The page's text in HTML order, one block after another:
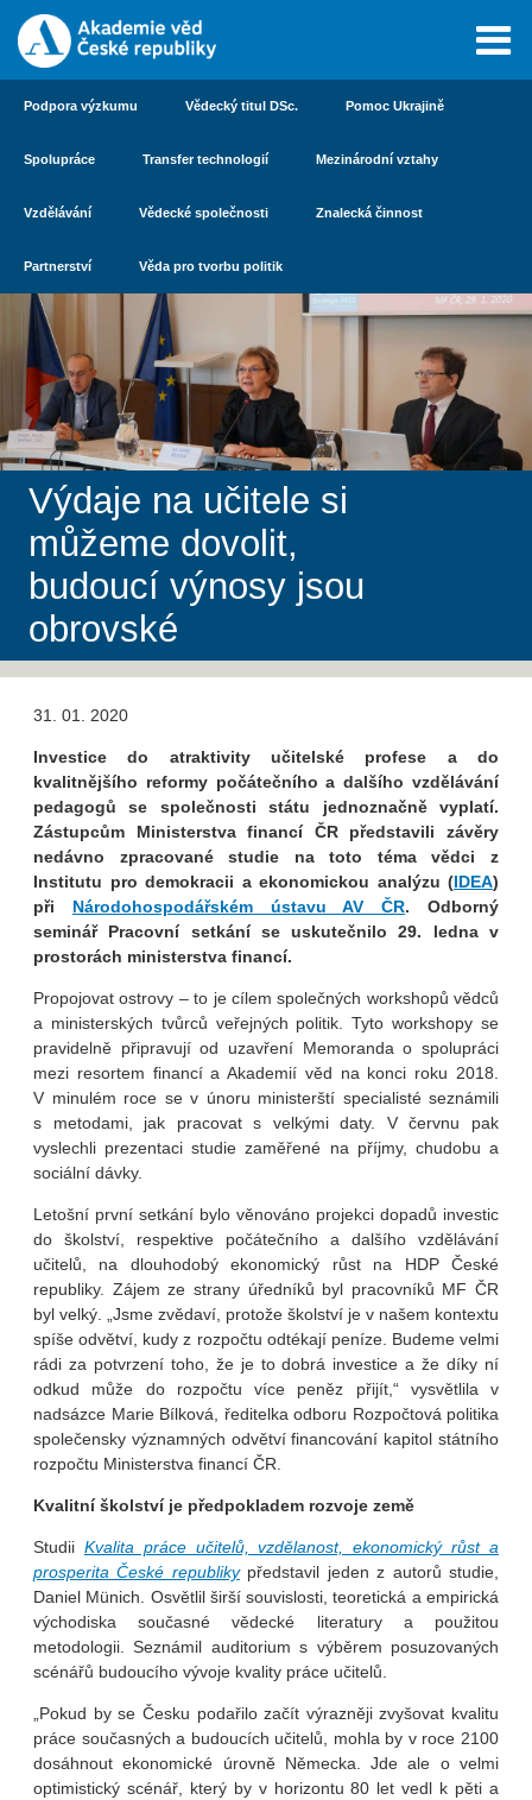
Podpora výzkumu Vědecký titul DSc. Pomoc Ukrajině
Spolupráce Transfer technologií Mezinárodní vztahy
Vzdělávání Vědecké společnosti Znalecká činnost
Partnerství Věda pro tvorbu politik
Výdaje na učitele si
můžeme dovolit,
budoucí výnosy jsou
obrovské
31. 01. 2020
Investice do atraktivity učitelské profese a do
kvalitnějšího reformy počátečního a dalšího vzdělávání
pedagogů se společnosti státu jednoznačně vyplatí.
Zástupcům Ministerstva financí ČR představili závěry
nedávno zpracované studie na toto téma vědci z
Institutu pro demokracii a ekonomickou analýzu (IDEA)
při Národohospodářském ústavu AV ČR. Odborný
seminář Pracovní setkání se uskutečnilo 29. ledna v
prostorách ministerstva financí.
Propojovat ostrovy – to je cílem společných workshopů vědců
a ministerských tvůrců veřejných politik. Tyto workshopy se
pravidelně připravují od uzavření Memoranda o spolupráci
mezi resortem financí a Akademií věd na konci roku 2018.
V minulém roce se v únoru ministerští specialisté seznámili
s metodami, jak pracovat s velkými daty. V červnu pak
vyslechli prezentaci studie zaměřené na příjmy, chudobu a
sociální dávky.
Letošní první setkání bylo věnováno projekci dopadů investic
do školství, respektive počátečního a dalšího vzdělávání
učitelů, na dlouhodobý ekonomický růst na HDP České
republiky. Zájem ze strany úředníků byl pracovníků MF ČR
byl velký. „Jsme zvědaví, protože školství je v našem kontextu
spíše odvětví, kudy z rozpočtu odtékají peníze. Budeme velmi
rádi za potvrzení toho, že je to dobrá investice a že díky ní
odkud může do rozpočtu více peněz přijít,“ vysvětlila v
nadsázce Marie Bílková, ředitelka odboru Rozpočtová politika
společensky významných odvětví financování kapitol státního
rozpočtu Ministerstva financí ČR.
Kvalitní školství je předpokladem rozvoje země
Studii Kvalita práce učitelů, vzdělanost, ekonomický růst a
prosperita České republikypředstavil jeden z autorů studie,
Daniel Münich. Osvětlil širší souvislosti, teoretická a empirická
východiska současné vědecké literatury a použitou
metodologii. Seznámil auditorium s výběrem posuzovaných
scénářů budoucího vývoje kvality práce učitelů.
„Pokud by se Česku podařilo začít výrazněji zvyšovat kvalitu
práce současných a budoucích učitelů, mohla by v roce 2100
dosáhnout ekonomické úrovně Německa. Jde ale o velmi
optimistický scénář, který by v horizontu 80 let vedl k pěti a